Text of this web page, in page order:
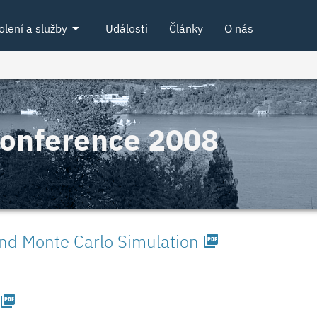
a službyarrow_drop_down Události Články O nás
2008
Monte Carlo Simulation picture_as_pdf
picture_as_pdf